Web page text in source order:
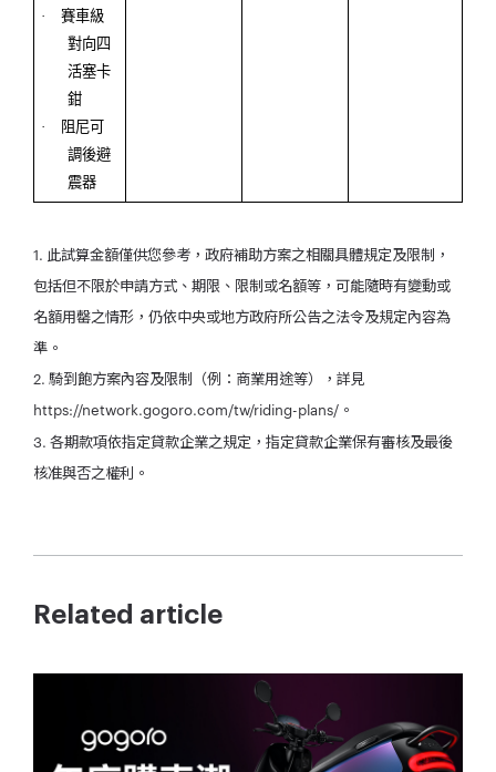
·
賽車級
對向四
活塞卡
鉗
·
阻尼可
調後避
震器
1. 此試算金額僅供您參考，政府補助方案之相關具體規定及限制，
包括但不限於申請方式、期限、限制或名額等，可能隨時有變動或
名額用罄之情形，仍依中央或地方政府所公告之法令及規定內容為
準。
2. 騎到飽方案內容及限制（例：商業用途等），詳見
https://network.gogoro.com/tw/riding-plans/。
3. 各期款項依指定貸款企業之規定，指定貸款企業保有審核及最後
核准與否之權利。
Related article